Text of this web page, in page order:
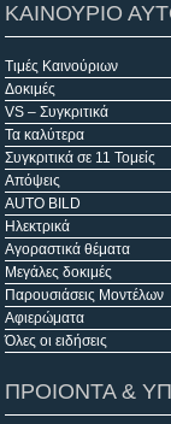
ΚΑΙΝΟΥΡΙΟ
Τιμές Καινούριων
Δοκιμές
VS – Συγκριτικά
Τα καλύτερα
Συγκριτικά σε 11 Τομείς
Απόψεις
AUTO BILD
Ηλεκτρικά
Αγοραστικά θέματα
Μεγάλες δοκιμές
Παρουσιάσεις Μοντέλων
Αφιερώματα
Όλες οι ειδήσεις
ΠΡΟΙΟΝΤΑ &